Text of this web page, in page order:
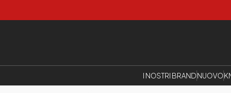
I NOSTRI BRANDNUOVO